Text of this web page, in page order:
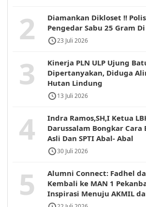
2
Diamankan Dikloset !!
Pengedar Sabu 25 Gram
23 Juli 2026
3
Kinerja PLN ULP Ujung
Dipertanyakan, Diduga
Hutan Lindung
13 Juli 2026
4
Indra Ramos,SH,I Ketua
Darussalam Bongkar Cara
Asli Dan SPTI Abal- Abal
30 Juli 2026
5
Alumni Connect: Fadhel
Kembali ke MAN 1
Inspirasi Menuju AKMIL